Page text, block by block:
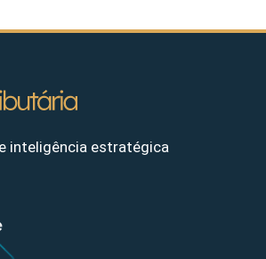
inteligência estratégica